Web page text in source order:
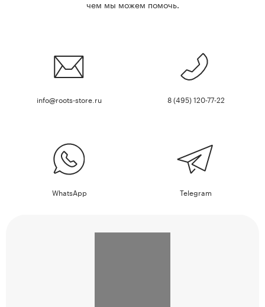
чем мы можем помочь.
info@roots-store.ru 8 (495) 120-77-22
WhatsApp Telegram